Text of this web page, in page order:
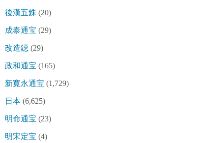
後漢五銖 (20)
成泰通宝 (29)
改造鐚 (29)
政和通宝 (165)
新寛永通宝 (1,729)
日本 (6,625)
明命通宝 (23)
明宋定宝 (4)